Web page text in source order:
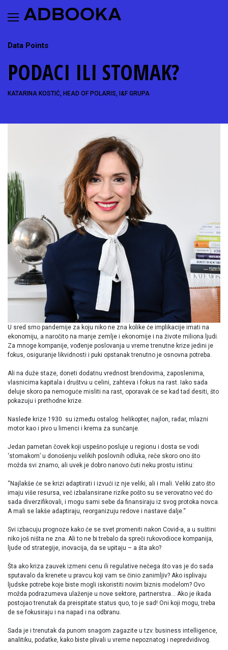
content
Data Points
PODACI ILI STOMAK?
KATARINA KOSTIĆ, HEAD OF POLARIS, I&F GRUPA
U sred smo pandemije za koju niko ne zna kolike će implikacije imati na
ekonomiju, a naročito na manje zemlje i ekonomije i na živote miliona ljudi.
Za mnoge kompanije, vođenje poslovanja u vreme trenutne krize jedini je
fokus, osiguranje likvidnosti i puki opstanak trenutno je osnovna potreba.
Ali na duže staze, doneti dodatnu vrednost brendovima, zaposlenima,
vlasnicima kapitala i društvu u celini, zahteva i fokus na rast. Iako sada
deluje skoro pa nemoguće misliti na rast, oporavak će se kad tad desiti, što
pokazuju i prethodne krize.
Nasleđe krize 1930. su između ostalog: helikopter, najlon, radar, mlazni
motor kao i pivo u limenci i krema za sunčanje.
Jedan pametan čovek koji uspešno posluje u regionu i dosta se vodi
‘stomakom’ u donošenju velikih poslovnih odluka, reče skoro ono što
možda svi znamo, ali uvek je dobro nanovo čuti neku prostu istinu:
“Najlakše će se krizi adaptirati i izvući iz nje veliki, ali i mali. Veliki zato što
imaju više resursa, već izbalansirane rizike pošto su se verovatno već do
sada diverzifikovali, i mogu sami sebe da finansiraju iz svog protoka novca.
A mali se lakše adaptiraju, reorganizuju redove i nastave dalje.“
Svi izbacuju prognoze kako će se svet promeniti nakon Covid-a, a u suštini
niko još ništa ne zna. Ali to ne bi trebalo da spreči rukovodioce kompanija,
ljude od strategije, inovacija, da se upitaju – a šta ako?
Šta ako kriza zauvek izmeni cenu ili regulative nečega što vas je do sada
sputavalo da krenete u pravcu koji vam se činio zanimljiv? Ako isplivaju
ljudske potrebe koje biste mogli iskoristiti novim biznis modelom? Ovo
možda podrazumeva ulaženje u nove sektore, partnerstva… Ako je ikada
postojao trenutak da preispitate status quo, to je sad! Oni koji mogu, treba
de se fokusiraju i na napad i na odbranu.
Sada je i trenutak da punom snagom zagazite u tzv. business intelligence,
analitiku, podatke, kako biste plivali u vreme nepoznatog i nepredvidivog.